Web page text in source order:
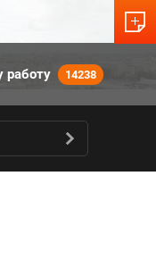
14238